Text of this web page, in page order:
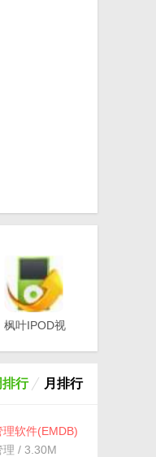
枫叶IPOD视
排行 月排行
理软件(EMDB)
色最新版
理 / 3.30M